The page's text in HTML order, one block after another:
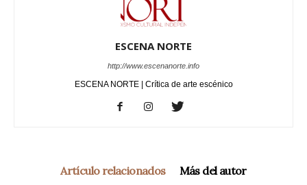
ESCENA NORTE
http://www.escenanorte.info
ESCENA NORTE | Crítica de arte escénico
Artículo relacionados Más del autor